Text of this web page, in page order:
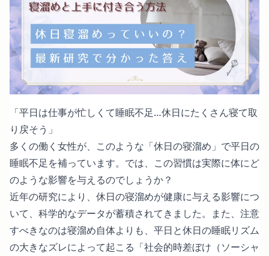
「平日は仕事が忙しくて睡眠不足…休日にたくさん寝て取
り戻そう」
多くの働く女性が、このような「休日の寝溜め」で平日の
睡眠不足を補っています。では、この習慣は実際に体にど
のような影響を与えるのでしょうか？
近年の研究により、休日の寝溜めが健康に与える影響につ
いて、科学的なデータが蓄積されてきました。また、注意
すべきなのは寝溜め自体よりも、平日と休日の睡眠リズム
の大きなズレによって起こる「社会的時差ぼけ（ソーシャ